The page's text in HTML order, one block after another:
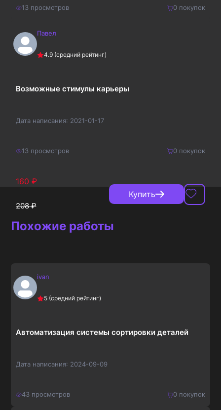
13 просмотров 0покупок
220 ₽Павел
4.9 (средний рейтинг)
Возможные стимулы карьеры
Дата написания: 2021-01-17
13 просмотров 0покупок
160 ₽
208₽
Купить
Похожие работы
ivan
5 (средний рейтинг)
Автоматизация системы сортировки деталей
Дата написания: 2024-09-09
43 просмотров 0покупок